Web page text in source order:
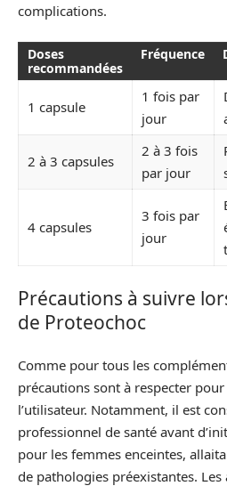
complications.
Doses
recommandées
Fréquence
1 capsule
1 fois par
jour
2 à 3 capsules
2 à 3 fois
par jour
4 capsules
3 fois par
jour
Précautions à suivre
de Proteochoc
Comme pour tous les
précautions sont à respecter
l’utilisateur. Notamment, il est
professionnel de santé avant
pour les femmes enceintes,
de pathologies préexistantes.